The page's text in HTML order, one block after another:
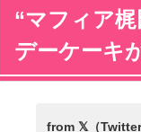
“マフィア
デーケーキ